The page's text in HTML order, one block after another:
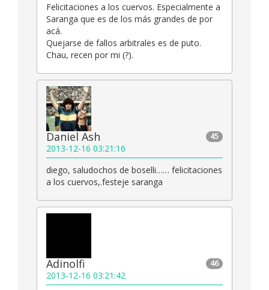
Felicitaciones a los cuervos. Especialmente a
Saranga que es de los más grandes de por
acá.
Quejarse de fallos arbitrales es de puto.
Chau, recen por mi (?).
45
Daniel Ash
2013-12-16 03:21:16
diego, saludochos de boselli…… felicitaciones
a los cuervos,.festeje saranga
46
Adinolfi
2013-12-16 03:21:42